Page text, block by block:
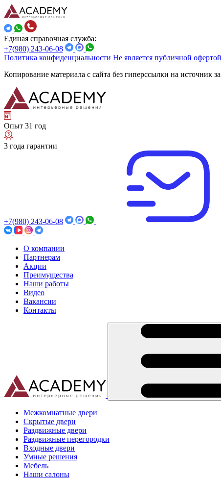
Единая справочная служба:
+7(980) 243-06-08
Политика конфиденциальности Не является публичной офертой
Копирование материала с сайта без гиперссылки на источник
Опыт 31 год
3 года гарантии
+7(980) 243-06-08
О компании
Партнерам
Акции
Преимущества
Наши работы
Видео
Вакансии
Контакты
Межкомнатные двери
Скрытые двери
Раздвижные двери
Раздвижные перегородки
Входные двери
Умные решения
Мебель
Наши салоны